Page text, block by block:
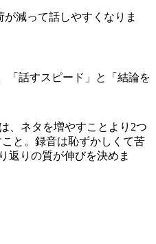
減って話しやすくなりま
「話すスピード」と「結論を
、ネタを増やすことより2つ
と。録音は恥ずかしくて苦
返りの質が伸びを決めま